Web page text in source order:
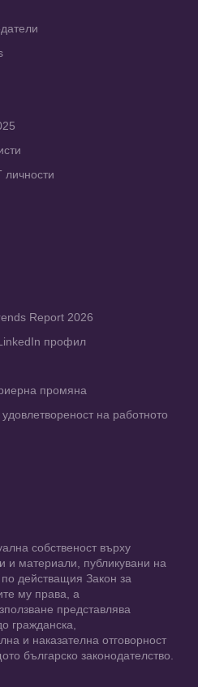
Report 2026
профил
промяна
на работното
собственост върху
и материали, публикувани на
действащия Закон за
му права, а
представлява
гражданска,
и наказателна отговорност
българско законодателство.